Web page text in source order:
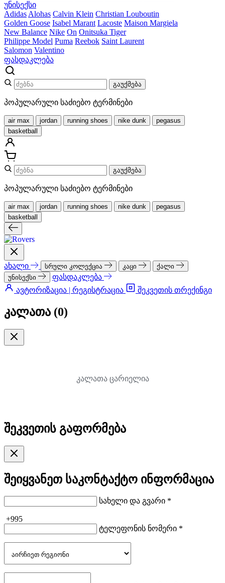
უნისექსი
Adidas Alohas Calvin Klein Christian Louboutin
Golden Goose Isabel Marant Lacoste Maison Margiela
New Balance Nike On Onitsuka Tiger
Philippe Model Puma Reebok Saint Laurent
Salomon Valentino
ფასდაკლება
გაუქმება
პოპულარული საძიებო ტერმინები
air max jordan running shoes nike dunk
pegasus
basketball
გაუქმება
პოპულარული საძიებო ტერმინები
air max jordan running shoes nike dunk
pegasus
basketball
ახალი სრული კოლექცია კაცი
ქალი
უნისექსი
ფასდაკლება
ავტორიზაცია | რეგისტრაცია
შეკვეთის თრექინგი
კალათა (0)
კალათა ცარიელია
შეკვეთის გაფორმება
შეიყვანეთ საკონტაქტო ინფორმაცია
სახელი და გვარი *
+995
ტელეფონის ნომერი *